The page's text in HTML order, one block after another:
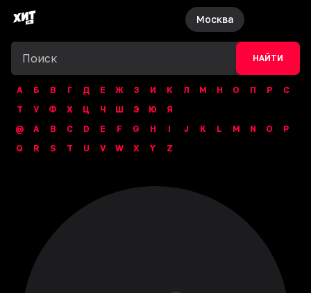
Москва
НАЙТИ
А Б В Г Д Е Ж З И К Л М Н О П Р
С
Т
У Ф Х Ц Ч Ш Э Ю
Я
@
A B C D E F G H I J K L M N O
P
Q
R S T U V W X Y Z